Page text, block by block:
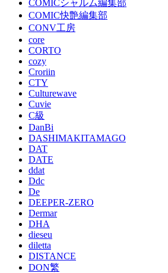
COMICシャルム編集部
COMIC快艶編集部
CONV工房
core
CORTO
cozy
Croriin
CTY
Culturewave
Cuvie
C級
DanBi
DASHIMAKITAMAGO
DAT
DATE
ddat
Ddc
De
DEEPER-ZERO
Dermar
DHA
dieseu
diletta
DISTANCE
DON繁